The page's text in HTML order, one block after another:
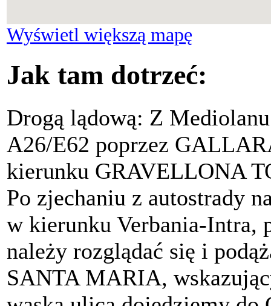
Wyświetl większą mapę
Jak tam dotrzeć:
Drogą lądową: Z
A26/E62 poprzez
kierunku GRAVELLONA
Po zjechaniu z autostrady
w kierunku Verbania-Intra,
należy rozglądać się i
SANTA MARIA,